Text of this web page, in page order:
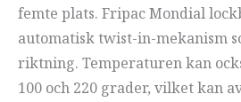
femte plats. Fripac Mondial
automatisk twist-in-mekanism
riktning. Temperaturen kan
100 och 220 grader, vilket kan